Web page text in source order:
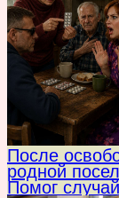
После
родной
Помог